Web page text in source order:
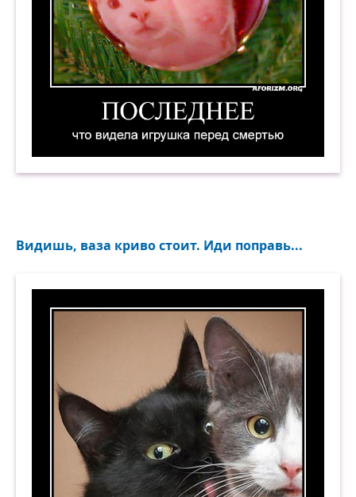
Видишь, ваза криво стоит. Иди поправь...